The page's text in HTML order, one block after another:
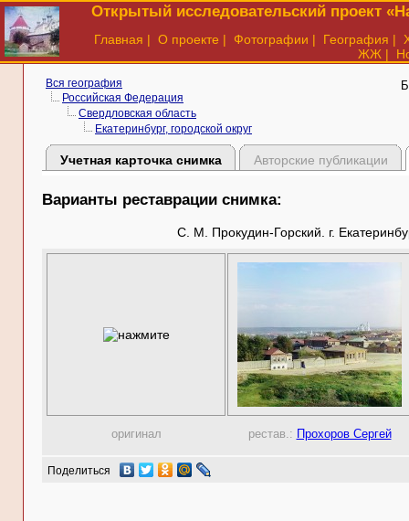
Открытый исследовательский проект
Главная | О проекте | Фотографии | География |
ЖЖ |
Вся география
Российская Федерация
Свердловская область
Екатеринбург, городской округ
Учетная карточка снимка Авторские публикации
Варианты реставрации снимка:
С. М. Прокудин-Горский. г.
оригинал рестав.: Прохоров Сергей
Поделиться